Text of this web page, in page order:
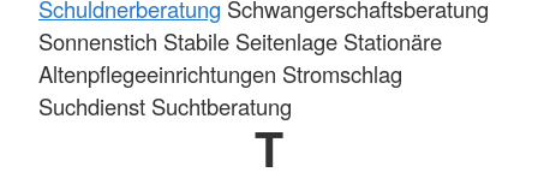
Schuldnerberatung Schwangerschaftsberatung
Sonnenstich Stabile Seitenlage Stationäre
Altenpflegeeinrichtungen Stromschlag
Suchdienst Suchtberatung
T